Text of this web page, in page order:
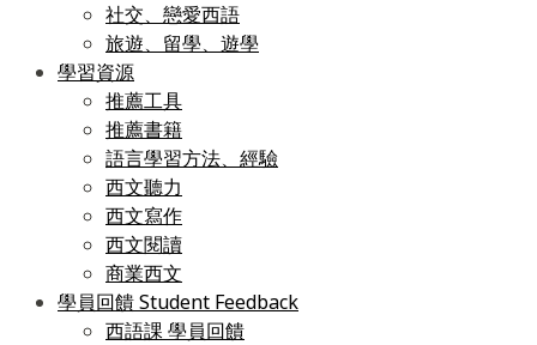
社交、戀愛西語
旅遊、留學、遊學
學習資源
推薦工具
推薦書籍
語言學習方法、經驗
西文聽力
西文寫作
西文閱讀
商業西文
學員回饋 Student Feedback
西語課 學員回饋